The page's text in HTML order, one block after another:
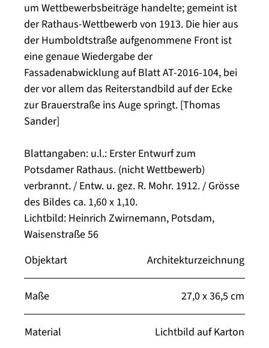
um Wettbewerbsbeiträge handelte; gemeint ist
der Rathaus-Wettbewerb von 1913. Die hier aus
der Humboldtstraße aufgenommene Front ist
eine genaue Wiedergabe der
Fassadenabwicklung auf Blatt AT-2016-104, bei
der vor allem das Reiterstandbild auf der Ecke
zur Brauerstraße ins Auge springt. [Thomas
Sander]
Blattangaben: u.l.: Erster Entwurf zum
Potsdamer Rathaus. (nicht Wettbewerb)
verbrannt. / Entw. u. gez. R. Mohr. 1912. / Grösse
des Bildes ca. 1,60 x 1,10.
Lichtbild: Heinrich Zwirnemann, Potsdam,
Waisenstraße 56
Objektart
Architekturzeichnung
Maße 27,0 x 36,5 cm
Material Lichtbild auf Karton